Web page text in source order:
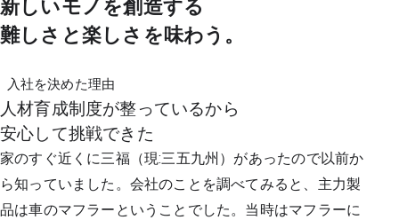
新しいモノを創造する
難しさと楽しさを味わう。
入社を決めた理由
人材育成制度が整っているから
安心して挑戦できた
家のすぐ近くに三福（現:三五九州）があったので以前か
ら知っていました。会社のことを調べてみると、主力製
品は車のマフラーということでした。当時はマフラーに